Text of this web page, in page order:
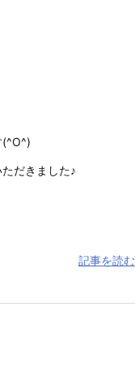
(^O^)
だきました♪
記事を読む